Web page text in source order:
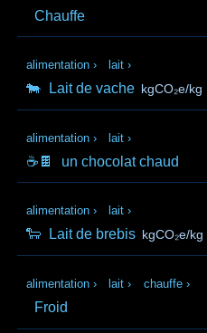
Chauffe
alimentation › lait ›
🐄 Lait de vache kgCO₂e/kg
alimentation › lait ›
☕🍫 un chocolat chaud
alimentation › lait ›
🐑 Lait de brebis kgCO₂e/kg
alimentation › lait › chauffe ›
Froid